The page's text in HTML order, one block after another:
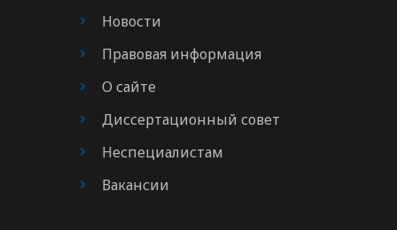
Новости
Правовая информация
О сайте
Диссертационный совет
Неспециалистам
Вакансии